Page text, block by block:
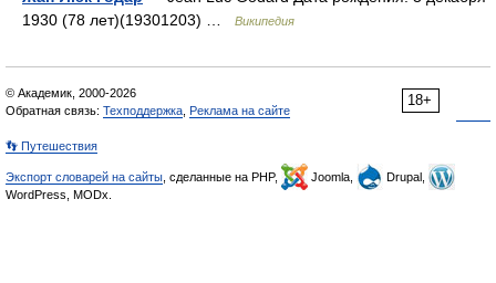
1930 (78 лет)(19301203) …
Википедия
18+
© Академик, 2000-2026
Обратная связь: Техподдержка Реклама на сайте
👣 Путешествия
Экспорт словарей на сайты , сделанные на PHP, Joomla,
Drupal,
WordPress, MODx.